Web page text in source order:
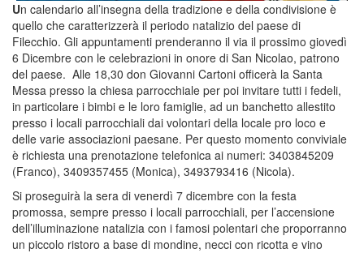
Un calendario all’insegna della tradizione e della condivisione è
quello che caratterizzerà il periodo natalizio del paese di
Filecchio. Gli appuntamenti prenderanno il via il prossimo giovedì
6 Dicembre con le celebrazioni in onore di San Nicolao, patrono
del paese. Alle 18,30 don Giovanni Cartoni officerà la Santa
Messa presso la chiesa parrocchiale per poi invitare tutti i fedeli,
in particolare i bimbi e le loro famiglie, ad un banchetto allestito
presso i locali parrocchiali dai volontari della locale pro loco e
delle varie associazioni paesane. Per questo momento conviviale
è richiesta una prenotazione telefonica ai numeri: 3403845209
(Franco), 3409357455 (Monica), 3493793416 (Nicola).
Si proseguirà la sera di venerdì 7 dicembre con la festa
promossa, sempre presso i locali parrocchiali, per l’accensione
dell’illuminazione natalizia con i famosi polentari che proporranno
un piccolo ristoro a base di mondine, necci con ricotta e vino